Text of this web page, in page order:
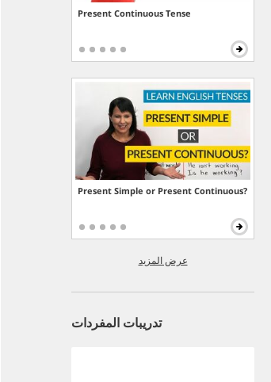
Present Continuous Tense
Present Simple or Present Continuous?
عرض المزيد
تدريبات المفردات